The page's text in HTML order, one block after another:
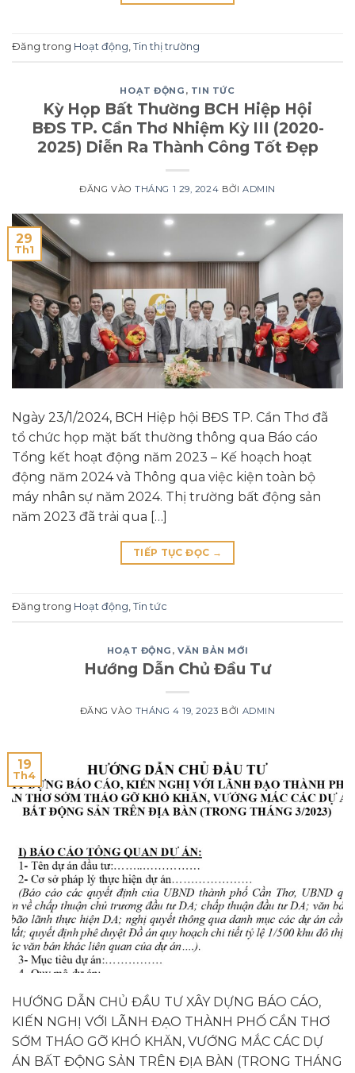
Đăng trong Hoạt động, Tin thị trường
HOẠT ĐỘNG , TIN TỨC
Kỳ Họp Bất Thường BCH Hiệp Hội
BĐS TP. Cần Thơ Nhiệm Kỳ III (2020-
2025) Diễn Ra Thành Công Tốt Đẹp
ĐĂNG VÀOTHÁNG 1 29, 2024 BỞI ADMIN
29
Th1
Ngày 23/1/2024, BCH Hiệp hội BĐS TP. Cần Thơ đã
tổ chức họp mặt bất thường thông qua Báo cáo
Tổng kết hoạt động năm 2023 – Kế hoạch hoạt
động năm 2024 và Thông qua việc kiện toàn bộ
máy nhân sự năm 2024. Thị trường bất động sản
năm 2023 đã trải qua […]
TIẾP TỤC ĐỌC →
Đăng trong Hoạt động, Tin tức
HOẠT ĐỘNG , VĂN BẢN MỚI
Hướng Dẫn Chủ Đầu Tư
ĐĂNG VÀO THÁNG 4 19, 2023 BỞI ADMIN
19
Th4
HƯỚNG DẪN CHỦ ĐẦU TƯ XÂY DỰNG BÁO CÁO,
KIẾN NGHỊ VỚI LÃNH ĐẠO THÀNH PHỐ CẦN THƠ
SỚM THÁO GỠ KHÓ KHĂN, VƯỚNG MẮC CÁC DỰ
ÁN BẤT ĐỘNG SẢN TRÊN ĐỊA BÀN (TRONG THÁNG